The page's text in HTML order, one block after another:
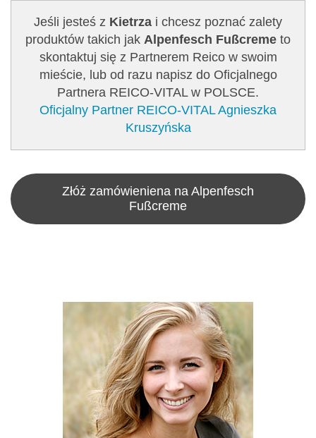
stóp Alpenfesch® i delikatnie wmasować.
Zawartość: 75 ml /Nr art.: 5105
Jeśli jesteś z Kietrza i chcesz poznać zalety
produktów takich jak Alpenfesch Fußcreme to
skontaktuj się z Partnerem Reico w swoim
mieście, lub od razu napisz do Oficjalnego
Partnera REICO-VITAL w POLSCE.
Oficjalny Partner REICO-VITAL Agnieszka
Kruszyńska
Złóż zamówieniena na Alpenfesch
Fußcreme